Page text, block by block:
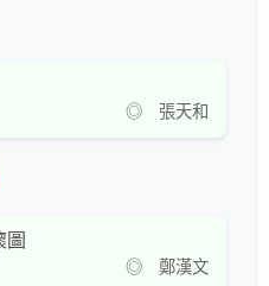
◎ 張天和
圖
◎ 鄭漢文